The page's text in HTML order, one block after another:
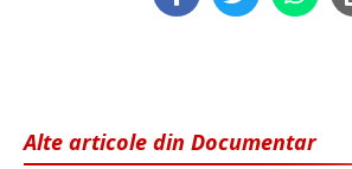
Alte articole din Documentar